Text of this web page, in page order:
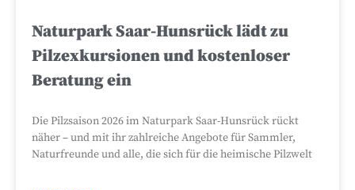
Naturpark Saar-Hunsrück lädt zu
Pilzexkursionen und kostenloser
Beratung ein
Die Pilzsaison 2026 im Naturpark Saar-Hunsrück rückt
näher – und mit ihr zahlreiche Angebote für Sammler,
Naturfreunde und alle, die sich für die heimische Pilzwelt